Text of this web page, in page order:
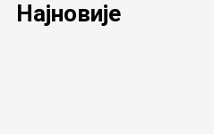
Најновије